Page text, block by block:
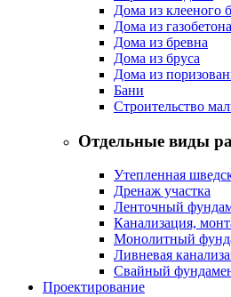
Дома из клееного
Дома из газобетона
Дома из бревна
Дома из бруса
Дома из
Бани
Строительство
Отдельные виды
Утепленная
Дренаж участка
Ленточный
Канализация,
Монолитный
Ливневая
Свайный
Проектирование